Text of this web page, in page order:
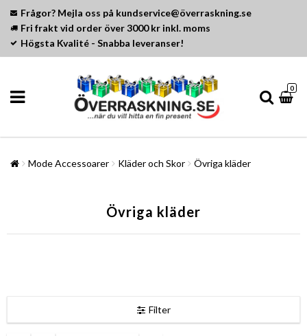
Frågor? Mejla oss på kundservice@överraskning.se
Fri frakt vid order över 3000 kr inkl. moms
Högsta Kvalité - Snabba leveranser!
0
Mode Accessoarer Kläder och Skor Övriga kläder
Övriga kläder
Filter